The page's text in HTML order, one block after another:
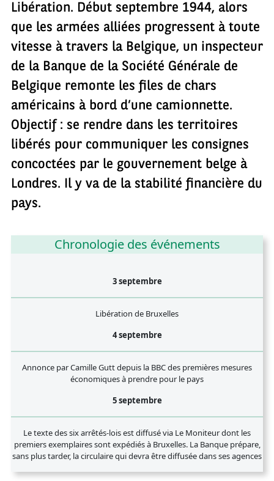
Libération. Début septembre 1944, alors
que les armées alliées progressent à toute
vitesse à travers la Belgique, un inspecteur
de la Banque de la Société Générale de
Belgique remonte les files de chars
américains à bord d’une camionnette.
Objectif : se rendre dans les territoires
libérés pour communiquer les consignes
concoctées par le gouvernement belge à
Londres. Il y va de la stabilité financière du
pays.
Chronologie des événements
3 septembre
Libération de Bruxelles
4 septembre
Annonce par Camille Gutt depuis la BBC des premières mesures
économiques à prendre pour le pays
5 septembre
Le texte des six arrêtés-lois est diffusé via Le Moniteur dont les
premiers exemplaires sont expédiés à Bruxelles. La Banque prépare,
sans plus tarder, la circulaire qui devra être diffusée dans ses agences